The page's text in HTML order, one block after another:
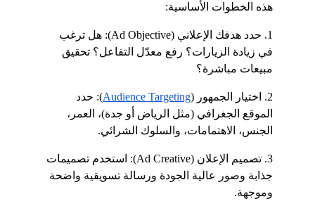
هذه الخطوات الأساسية:
1. حدد هدفك الإعلاني (Ad Objective): هل ترغب
في زيادة الزيارات؟ رفع معدّل التفاعل؟ تحقيق
مبيعات مباشرة؟
2. اختيار الجمهور ( Audience Targeting): حدد
الموقع الجغرافي (مثل الرياض أو جدة)، العمر،
الجنس، الاهتمامات، والسلوك الشرائي.
3. تصميم الإعلان (Ad Creative): استخدم تصميمات
جذابة وصور عالية الجودة ورسالة تسويقية واضحة
وموجهة.